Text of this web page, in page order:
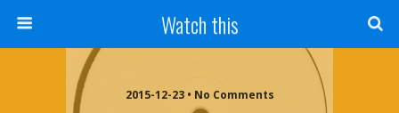
Watch this
2015-12-23 • No Comments